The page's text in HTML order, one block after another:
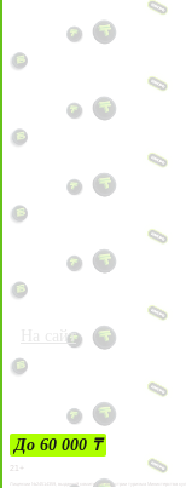
На сайт
До 60 000 ₸
21+
Лицензии №24514359, выданной комитетом индустрии туризма Министерства